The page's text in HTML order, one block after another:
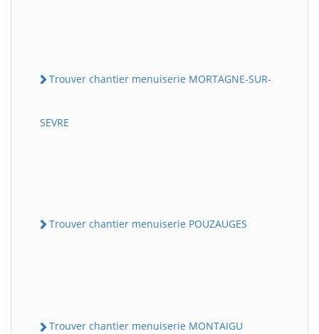
Trouver chantier menuiserie MORTAGNE-SUR-
SEVRE
Trouver chantier menuiserie POUZAUGES
Trouver chantier menuiserie MONTAIGU